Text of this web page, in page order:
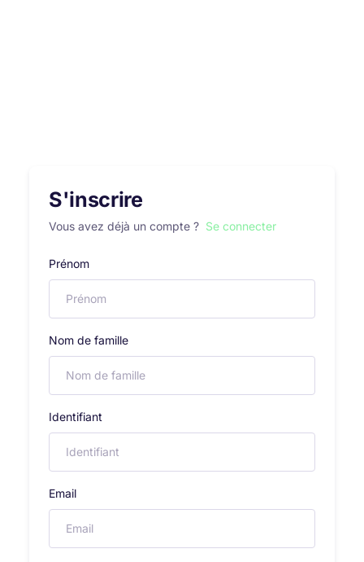
S'inscrire
Vous avez déjà un compte ? Se connecter
Prénom
Nom de famille
Identifiant
Email